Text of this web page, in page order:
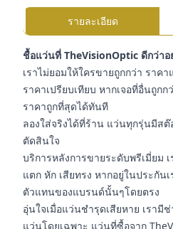
รายละเอียด
ชื้อแว่นที่ TheVisionOptic ดีกว่าอ
เราไม่ยอมให้ใครขายถูกกว่า ราค
ราคาเปรียบเทียบ หากเจอที่อื่นถูกก
ราคาถูกที่สุดได้ทันที
ลองใส่จริงได้ที่ร้าน แว่นทุกรุ่นมีส
ตัดสินใจ
บริการหลังการขายระดับพรีเมี่ยม
แตก หัก เสียทรง หากอยู่ในประกัน
ตัวแทนของแบรนด์นั้นๆโดยตรง
อุ่นใจเมื่อแว่นชำรุดเสียหาย เรา
แว่นโดยเฉพาะ แว่นที่ซื้อจาก